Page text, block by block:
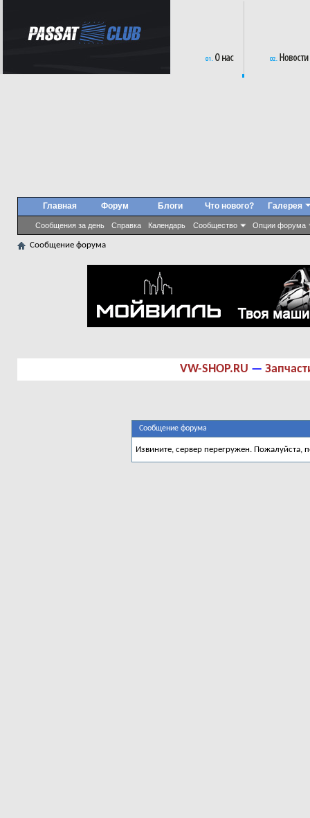
Главная Форум
Сообщения за день Справка Календарь Сообщество Опции форума
Блоги Что нового? Галерея
Сообщение форума
VW-SHOP.RU —
Сообщение форума
Извините, сервер перегружен. Пожалуйста,